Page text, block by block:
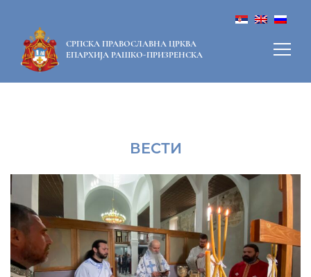
СРПСКА ПРАВОСЛАВНА ЦРКВА
ЕПАРХИЈА РАШКО-ПРИЗРЕНСКА
ВЕСТИ